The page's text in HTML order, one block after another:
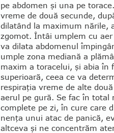
pe abdomen şi una pe
vreme de două secunde,
dilatând la maximum nările,
zgomot. Întâi umplem cu
va dilata abdo­menul
umple zona mediană a
maxim a toracelui, şi abia în
superioară, ceea ce va
respiraţia vreme de alte
aerul pe gură. Se fac în
complete pe zi, în cure care
nen­ţa unui atac de panică,
altceva şi ne concentrăm